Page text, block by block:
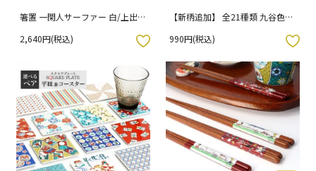
箸置 一閑人サーファー 白/上出長
2,640円(税込)
【新柄追加】 全21種類 九谷色絵
窯
990円(税込)
お気に入りボタン